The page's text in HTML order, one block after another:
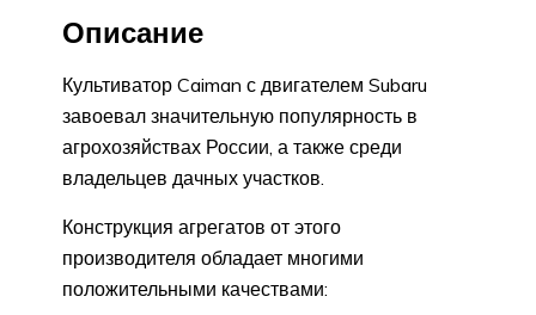
Описание
Культиватор Caiman с двигателем Subaru
завоевал значительную популярность в
агрохозяйствах России, а также среди
владельцев дачных участков.
Конструкция агрегатов от этого
производителя обладает многими
положительными качествами: